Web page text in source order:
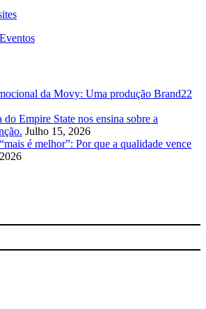
da Movy: Uma produção Brand22
do Empire State nos ensina sobre a
Julho 15, 2026
é melhor”: Por que a qualidade vence